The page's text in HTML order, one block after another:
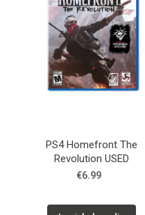
PS4 Homefront The
Revolution USED
€6.99